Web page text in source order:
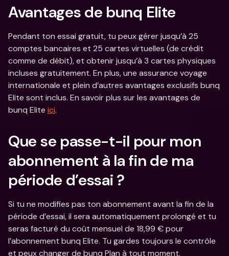
Avantages de bunq Elite
Pendant ton essai gratuit, tu peux gérer jusqu’à 25
comptes bancaires et 25 cartes virtuelles (de crédit
comme de débit), et obtenir jusqu’à 3 cartes physiques
incluses gratuitement. En plus, une assurance voyage
internationale et plein d’autres avantages exclusifs bunq
Elite sont inclus. En savoir plus sur les avantages de
bunq Elite ici.
Que se passe-t-il pour mon
abonnement à la fin de ma
période d’essai ?
Si tu ne modifies pas ton abonnement avant la fin de la
période d’essai, il sera automatiquement prolongé et tu
seras facturé du coût mensuel de 18,99 € pour
l’abonnement bunq Elite. Tu gardes toujours le contrôle
et peux changer de bunq Plan à tout moment.